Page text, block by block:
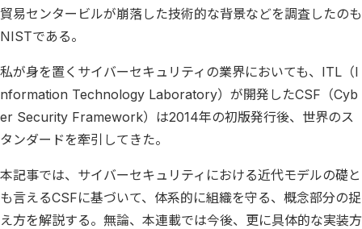
貿易センタービルが崩落した技術的な背景などを調査したのも
NISTである。
私が身を置くサイバーセキュリティの業界においても、ITL（I
nformation Technology Laboratory）が開発したCSF（Cyb
er Security Framework）は2014年の初版発行後、世界のス
タンダードを牽引してきた。
本記事では、サイバーセキュリティにおける近代モデルの礎と
も言えるCSFに基づいて、体系的に組織を守る、概念部分の捉
え方を解説する。無論、本連載では今後、更に具体的な実装方